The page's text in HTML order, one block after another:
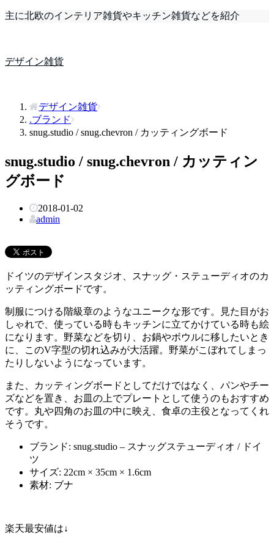
主に北欧のインテリア雑貨やキッチン雑貨などを紹介
デザイン雑貨
デザイン雑貨
.ブランド
snug.studio / snug.chevron / カッティングボード
snug.studio / snug.chevron / カッティン
グボード
2018-01-02
admin
ドイツのデザインスタジオ、スナッグ・ステューディオのカ
ッティングボードです。
制服につける階級章のようなユニークな形です。見た目がお
しゃれで、使っている時もキッチンに立てかけている時も絵
になります。野菜などを切り、お鍋やボウルに移したいとき
に、このV字型の切れ込みが大活躍。野菜がこぼれてしまっ
たりしないようになっています。
また、カッティングボードとしてだけではなく、パンやチー
ズなどを置き、お皿の上でプレートとして使うのもおすすめ
です。丸や四角のお皿の中に映え、食卓の主役となってくれ
そうです。
ブランド: snug.studio – スナッグステューディオ / ドイ
ツ
サイズ: 22cm × 35cm × 1.6cm
素材: ブナ
楽天最安値は↓